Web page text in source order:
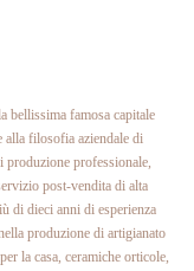
bellissima famosa capitale
alla filosofia aziendale di
produzione professionale,
post-vendita di alta
di dieci anni di esperienza
produzione di artigianato
la casa, ceramiche orticole,